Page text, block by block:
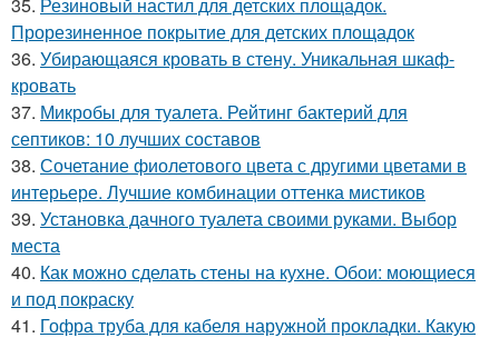
35. Резиновый настил для детских площадок.
Прорезиненное покрытие для детских площадок
36. Убирающаяся кровать в стену. Уникальная шкаф-
кровать
37. Микробы для туалета. Рейтинг бактерий для
септиков: 10 лучших составов
38. Сочетание фиолетового цвета с другими цветами в
интерьере. Лучшие комбинации оттенка мистиков
39. Установка дачного туалета своими руками. Выбор
места
40. Как можно сделать стены на кухне. Обои: моющиеся
и под покраску
41. Гофра труба для кабеля наружной прокладки. Какую